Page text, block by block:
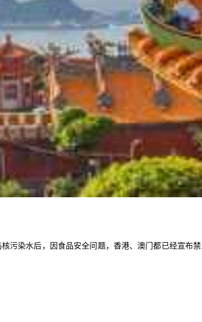
污染水后，因食品安全问题，香港、澳门都已经宣布